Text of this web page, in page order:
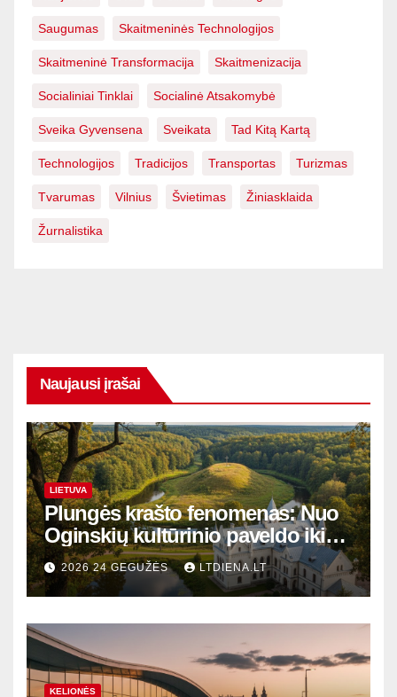
Saugumas Skaitmeninės Technologijos
Skaitmeninė Transformacija Skaitmenizacija
Socialiniai Tinklai Socialinė Atsakomybė
Sveika Gyvensena Sveikata Tad Kitą Kartą
Technologijos Tradicijos Transportas Turizmas
Tvarumas Vilnius Švietimas Žiniasklaida
Žurnalistika
Naujausi įrašai
LIETUVA
Plungės krašto fenomenas: Nuo
Oginskių kultūrinio paveldo iki
Žemaitijos gamtos perlų
2026 24 GEGUŽĖS LTDIENA.LT
KELIONĖS